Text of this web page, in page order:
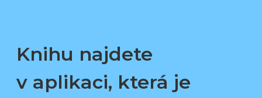
Knihu najdete
v aplikaci, která je